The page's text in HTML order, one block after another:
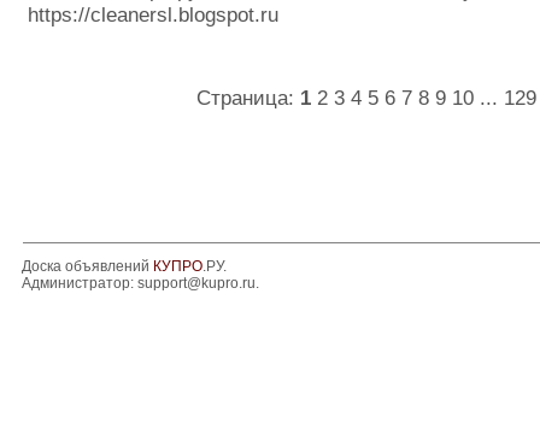
https://cleanersl.blogspot.ru
Страница: 1 2 3 4 5 6 7 8 9 10... 129
Доска объявлений КУПРО.РУ.
Администратор: support@kupro.ru.